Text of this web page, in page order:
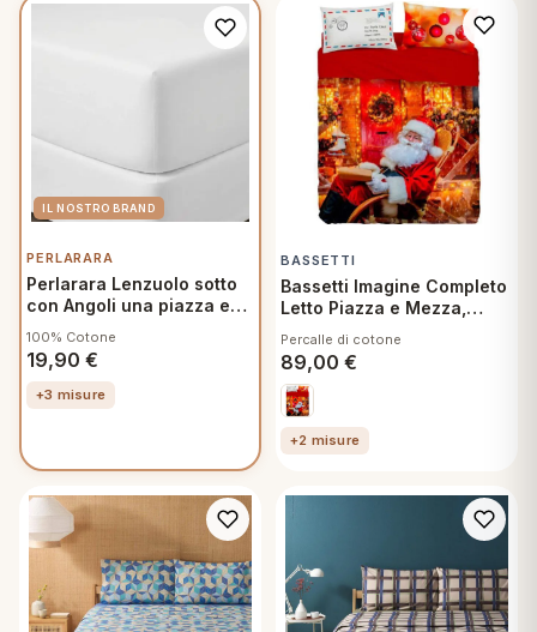
Letto
letto
arredo
in fibra
in piuma d'oca
Teli Mare Cartoons
Trapuntini Cartoons
PERLARARA
Perlarara Lenzuolo sotto
con Angoli una piazza e
cm Bianco
100% Cotone
19,90 €
+3 misure
BASSETTI
Bassetti Imagine Completo
Letto Piazza e Mezza,
Alta Definizione Lenzuolo
Sopra, Lenzuolo sotto con
angoli, 1 Federa
Percalle di cotone
89,00 €
+2 misure